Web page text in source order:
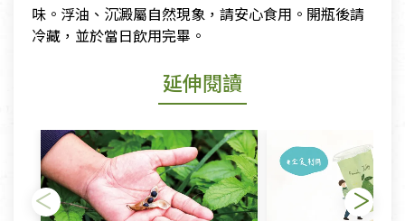
味。浮油、沉澱屬自然現象，請安心食用。開瓶後請
冷藏，並於當日飲用完畢。
延伸閱讀